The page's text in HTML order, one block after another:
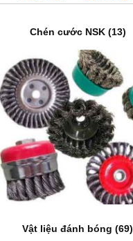
Chén cước NSK (13)
Vật liệu đánh bóng (69)